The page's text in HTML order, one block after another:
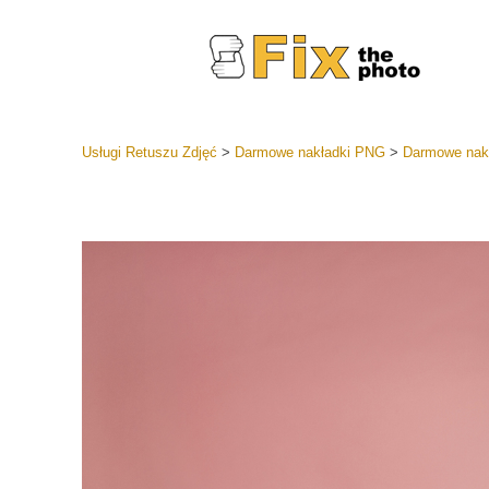
Usługi
Kolekcja
Usługi Retuszu Zdjęć > Darmowe nakładki PNG> Darmowe